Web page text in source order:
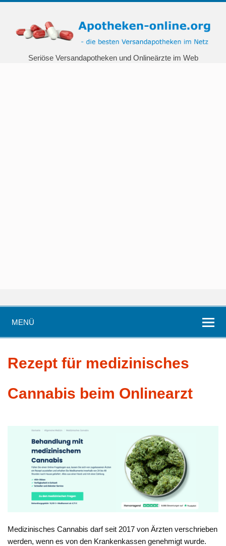
Seriöse Versandapotheken und Onlineärzte im Web
MENÜ
Rezept für medizinisches
Cannabis beim Onlinearzt
Medizinisches Cannabis darf seit 2017 von Ärzten verschrieben
werden, wenn es von den Krankenkassen genehmigt wurde.